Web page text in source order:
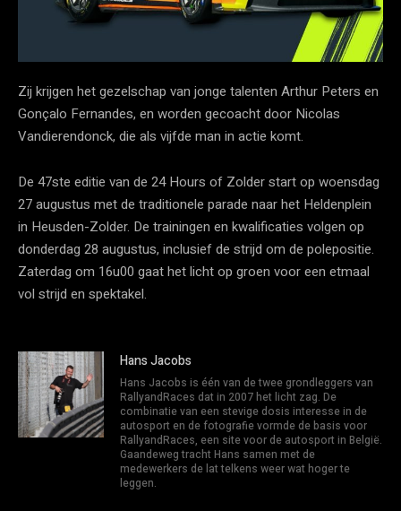
Zij krijgen het gezelschap van jonge talenten Arthur Peters en
Gonçalo Fernandes, en worden gecoacht door Nicolas
Vandierendonck, die als vijfde man in actie komt.
De 47ste editie van de 24 Hours of Zolder start op woensdag
27 augustus met de traditionele parade naar het Heldenplein
in Heusden-Zolder. De trainingen en kwalificaties volgen op
donderdag 28 augustus, inclusief de strijd om de polepositie.
Zaterdag om 16u00 gaat het licht op groen voor een etmaal
vol strijd en spektakel.
Hans Jacobs
Hans Jacobs is één van de twee grondleggers van
RallyandRaces dat in 2007 het licht zag. De
combinatie van een stevige dosis interesse in de
autosport en de fotografie vormde de basis voor
RallyandRaces, een site voor de autosport in België.
Gaandeweg tracht Hans samen met de
medewerkers de lat telkens weer wat hoger te
leggen.